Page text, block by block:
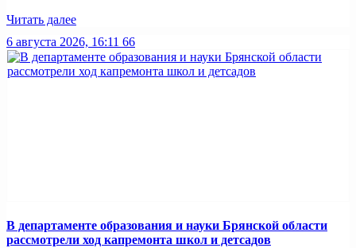
Читать далее
6 августа 2026, 16:11 66
В департаменте образования и науки Брянской области
рассмотрели ход капремонта школ и детсадов